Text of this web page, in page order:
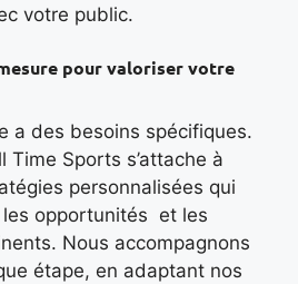
votre public.
pour valoriser votre
a des besoins spécifiques.
Time Sports s’attache à
personnalisées qui
opportunités et les
Nous accompagnons
étape, en adaptant nos